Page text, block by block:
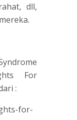
dll,
For
:
for-